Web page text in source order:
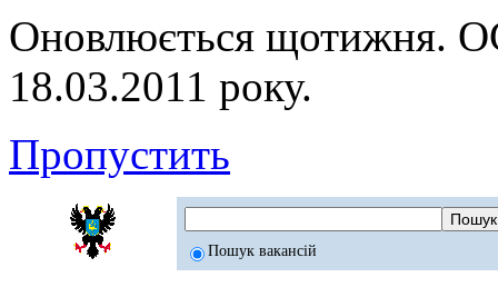
Оновлюється
18.03.2011 року.
Пропустить
Пошук вакансій